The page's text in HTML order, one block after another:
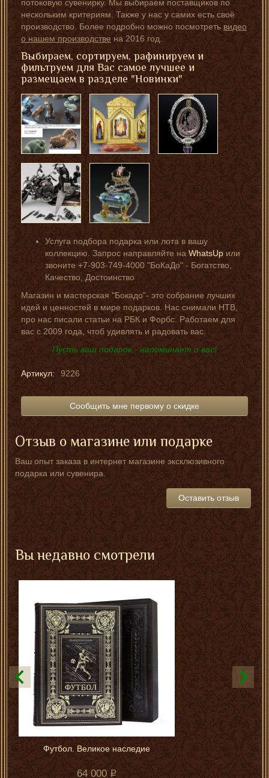
потоковую сувенирку. Мы выбираем поставщиков по
нескольким критериям. Также у нас у самих есть своё
производство. Более подробно можно посмотретьвидео
о нашем производствена 2016 год.
Выбираем, сортируем, рафинируем и
фильтруем для Вас самое лучшее и
размещаем в разделе "Новинки"
Услуга подбора подарка или лота в вашу
коллекцию. Запрос направляйте наWhatsUpили
звоните +7-903-749-4000 "БоКаДо" - Богатство,
Качество, Достоинство
Магазин и мастерская "Бокадо"- это собрание лучших
идей и ценностей в мире подарков. Нас снимали НТВ,
про нас писали статьи на РБК и Форбс. Работаем для
вас с 2009 года, чтоб удивлять и радовать вас.
Пусть ваш подарок - напоминает о вас!
Артикул: 9226
Сообщить мне первому о скидке
Отзыв о магазине или подарке
Ваш опыт заказа в интернет магазине эксклюзивного
подарка или сувенира.
Оставить отзыв
Вы недавно смотрели
Футбол. Великое наследие
64 000